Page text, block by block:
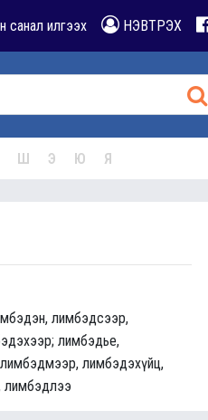
санал илгээх НЭВТРЭХ
Ш Э Ю Я
лимбэдсээр,
лимбэдье,
лимбэдэхүйц,
лимбэдлээ